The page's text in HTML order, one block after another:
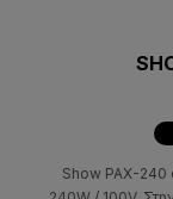
Show PAX-240